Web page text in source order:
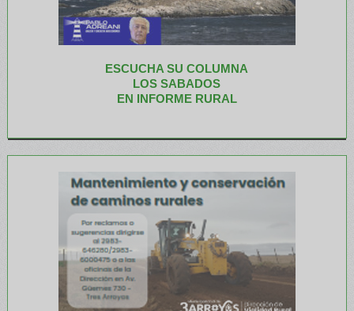
ESCUCHA SU COLUMNA
LOS SABADOS
EN INFORME RURAL